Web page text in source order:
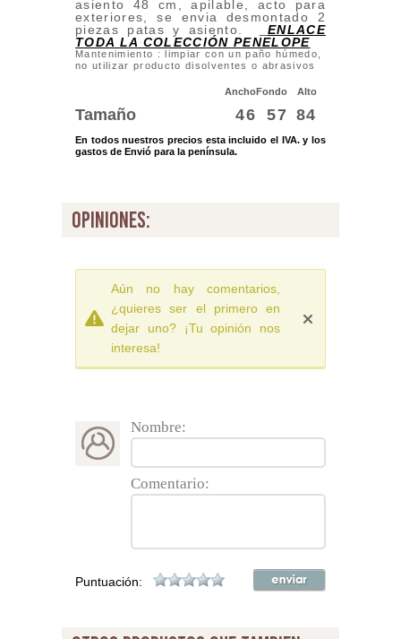
asiento 48 cm, apilable, acto para
exteriores, se envia desmontado 2
piezas patas y asiento.
ENLACE
TODA LA COLECCIÓN PENELOPE
Mantenimiento : limpiar con un paño húmedo,
no utilizar producto disolventes o abrasivos
AnchoFondo Alto
Tamaño 46 57 84
En todos nuestros precios esta incluido el IVA. y los
gastos de Envió para la península.
opiniones:
Aún no hay comentarios,
¿quieres ser el primero en
dejar uno? ¡Tu opinión nos
interesa!
Nombre:
Comentario:
Puntuación: